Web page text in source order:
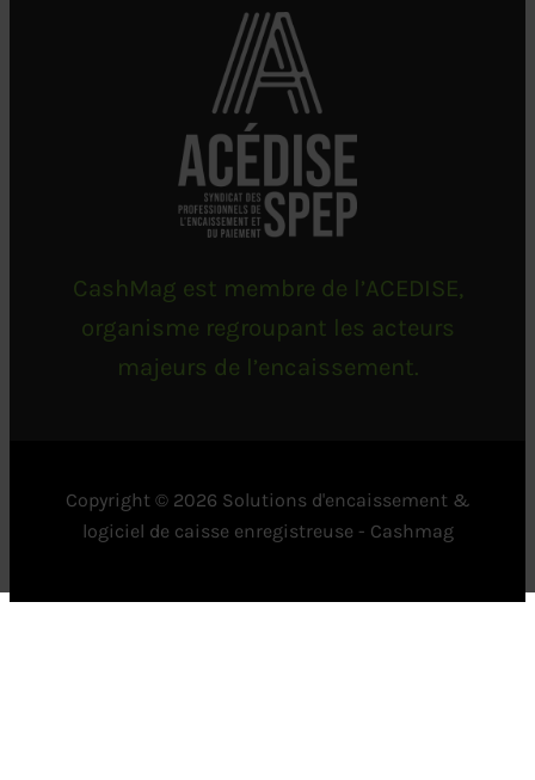
CashMag est membre de l’ACEDISE,
organisme regroupant les acteurs
majeurs de l’encaissement.
Copyright © 2026 Solutions d'encaissement &
logiciel de caisse enregistreuse - Cashmag